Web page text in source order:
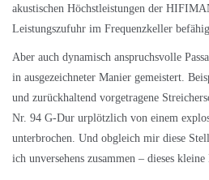
akustischen Höchstleistungen der
Leistungszufuhr im Frequenzkeller
Aber auch dynamisch anspruchsvolle
in ausgezeichneter Manier gemeistert.
und zurückhaltend vorgetragene
Nr. 94 G-Dur urplötzlich von einem
unterbrochen. Und obgleich mir diese
ich unversehens zusammen – dieses